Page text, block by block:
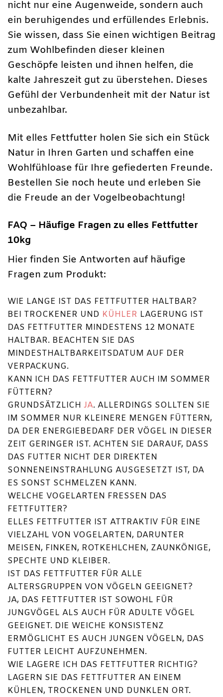
nicht nur eine Augenweide, sondern auch
ein beruhigendes und erfüllendes Erlebnis.
Sie wissen, dass Sie einen wichtigen Beitrag
zum Wohlbefinden dieser kleinen
Geschöpfe leisten und ihnen helfen, die
kalte Jahreszeit gut zu überstehen. Dieses
Gefühl der Verbundenheit mit der Natur ist
unbezahlbar.
Mit elles Fettfutter holen Sie sich ein Stück
Natur in Ihren Garten und schaffen eine
Wohlfühloase für Ihre gefiederten Freunde.
Bestellen Sie noch heute und erleben Sie
die Freude an der Vogelbeobachtung!
FAQ – Häufige Fragen zu elles Fettfutter
10kg
Hier finden Sie Antworten auf häufige
Fragen zum Produkt:
WIE LANGE IST DAS FETTFUTTER HALTBAR?
BEI TROCKENER UND KÜHLER LAGERUNG IST
DAS FETTFUTTER MINDESTENS 12 MONATE
HALTBAR. BEACHTEN SIE DAS
MINDESTHALTBARKEITSDATUM AUF DER
VERPACKUNG.
KANN ICH DAS FETTFUTTER AUCH IM SOMMER
FÜTTERN?
GRUNDSÄTZLICH JA. ALLERDINGS SOLLTEN SIE
IM SOMMER NUR KLEINERE MENGEN FÜTTERN,
DA DER ENERGIEBEDARF DER VÖGEL IN DIESER
ZEIT GERINGER IST. ACHTEN SIE DARAUF, DASS
DAS FUTTER NICHT DER DIREKTEN
SONNENEINSTRAHLUNG AUSGESETZT IST, DA
ES SONST SCHMELZEN KANN.
WELCHE VOGELARTEN FRESSEN DAS
FETTFUTTER?
ELLES FETTFUTTER IST ATTRAKTIV FÜR EINE
VIELZAHL VON VOGELARTEN, DARUNTER
MEISEN, FINKEN, ROTKEHLCHEN, ZAUNKÖNIGE,
SPECHTE UND KLEIBER.
IST DAS FETTFUTTER FÜR ALLE
ALTERSGRUPPEN VON VÖGELN GEEIGNET?
JA, DAS FETTFUTTER IST SOWOHL FÜR
JUNGVÖGEL ALS AUCH FÜR ADULTE VÖGEL
GEEIGNET. DIE WEICHE KONSISTENZ
ERMÖGLICHT ES AUCH JUNGEN VÖGELN, DAS
FUTTER LEICHT AUFZUNEHMEN.
WIE LAGERE ICH DAS FETTFUTTER RICHTIG?
LAGERN SIE DAS FETTFUTTER AN EINEM
KÜHLEN, TROCKENEN UND DUNKLEN ORT.